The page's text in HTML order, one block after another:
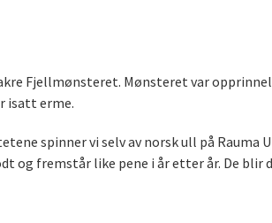
Fjellmønsteret. Mønsteret var
isatt erme.
spinner vi selv av norsk ull på
fremstår like pene i år etter år. De